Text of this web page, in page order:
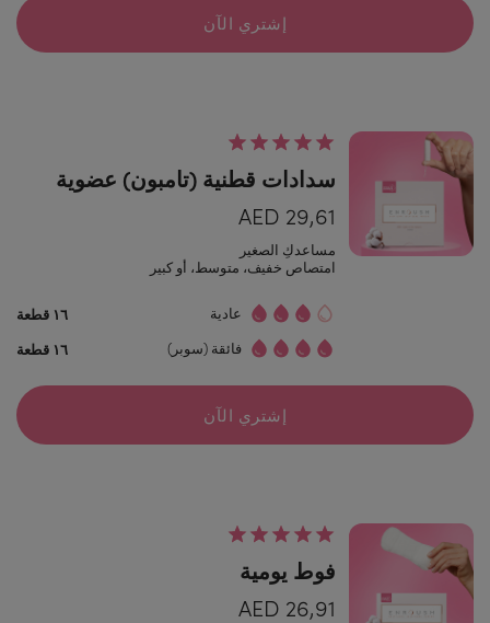
إشتري الآن
سدادات قطنية (تامبون) عضوية
29,61 AED
مساعدكِ الصغير
امتصاص خفيف، متوسط، أو كبير
عادية ١٦ قطعة
فائقة (سوبر) ١٦ قطعة
إشتري الآن
فوط يومية
26,91 AED